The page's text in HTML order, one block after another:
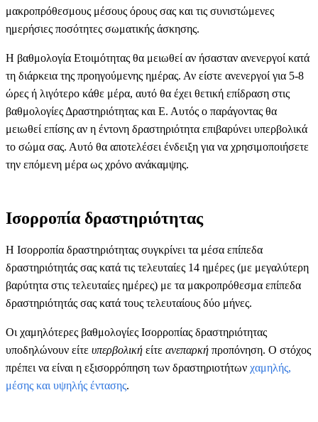
μακροπρόθεσμους μέσους όρους σας και τις συνιστώμενες
ημερήσιες ποσότητες σωματικής άσκησης.
Η βαθμολογία Ετοιμότητας θα μειωθεί αν ήσασταν ανενεργοί κατά
τη διάρκεια της προηγούμενης ημέρας. Αν είστε ανενεργοί για 5-8
ώρες ή λιγότερο κάθε μέρα, αυτό θα έχει θετική επίδραση στις
βαθμολογίες Δραστηριότητας και Ε. Αυτός ο παράγοντας θα
μειωθεί επίσης αν η έντονη δραστηριότητα επιβαρύνει υπερβολικά
το σώμα σας. Αυτό θα αποτελέσει ένδειξη για να χρησιμοποιήσετε
την επόμενη μέρα ως χρόνο ανάκαμψης.
Ισορροπία δραστηριότητας
Η Ισορροπία δραστηριότητας συγκρίνει τα μέσα επίπεδα
δραστηριότητάς σας κατά τις τελευταίες 14 ημέρες (με μεγαλύτερη
βαρύτητα στις τελευταίες ημέρες) με τα μακροπρόθεσμα επίπεδα
δραστηριότητάς σας κατά τους τελευταίους δύο μήνες.
Οι χαμηλότερες βαθμολογίες Ισορροπίας δραστηριότητας
υποδηλώνουν είτε υπερβολική είτε ανεπαρκή προπόνηση. Ο στόχος
πρέπει να είναι η εξισορρόπηση των δραστηριοτήτων χαμηλής,
μέσης και υψηλής έντασης.